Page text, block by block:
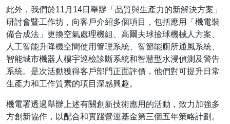
此外，我們於11月14日舉辦「品質與生產力的新解決方案」
研討會暨工作坊，向客戶介紹多個項目，包括應用「機電裝
備合成法」更換空氣處理機組、高爾夫球撿球機械人方案、
人工智能升降機空間使用管理系統、智節能廁所通風系統、
智能城市機器人樓宇巡檢診斷系統和智慧型水浸偵測及警告
系統。是次活動獲得客戶部門正面評價，他們對可提升日常
生產力和工作質素的項目深感興趣。
機電署透過舉辦上述有關創新技術應用的活動，致力加強多
方創新協作，以配合和實踐營運基金第三個五年策略計劃。